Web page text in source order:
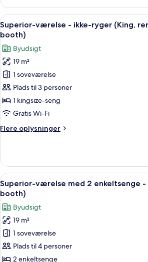
NonSmoking)
med
enkeltsenge
-
ryger
(Standard
Twin
NonSmoking)
Indlæs
alle
billeder
af
Superior-
værelse
-
ikke-
ryger
renovated,
Et
4
Superior-værelse - ikke-ryger (King,
booth)
Byudsigt
19 m²
1 soveværelse
Plads til 3 personer
1 kingsize-seng
Gratis Wi-Fi
Flere oplysninger
Flere
værelse
ikke-
ryger
renovated,
Shower
booth)
Indlæs
alle
billeder
af
Superior-
værelse
med
2
Et
4
Superior-værelse med 2 enkeltsenge
booth)
Byudsigt
19 m²
1 soveværelse
Plads til 4 personer
2 enkeltsenge